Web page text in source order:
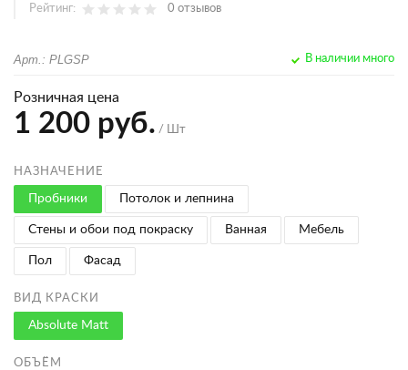
Рейтинг: 0 отзывов
Арт.: PLGSP В наличии много
Розничная цена
1 200 руб. / Шт
НАЗНАЧЕНИЕ
Пробники Потолок и лепнина
Стены и обои под покраску Ванная Мебель
Пол Фасад
ВИД КРАСКИ
Absolute Matt
ОБЪЁМ